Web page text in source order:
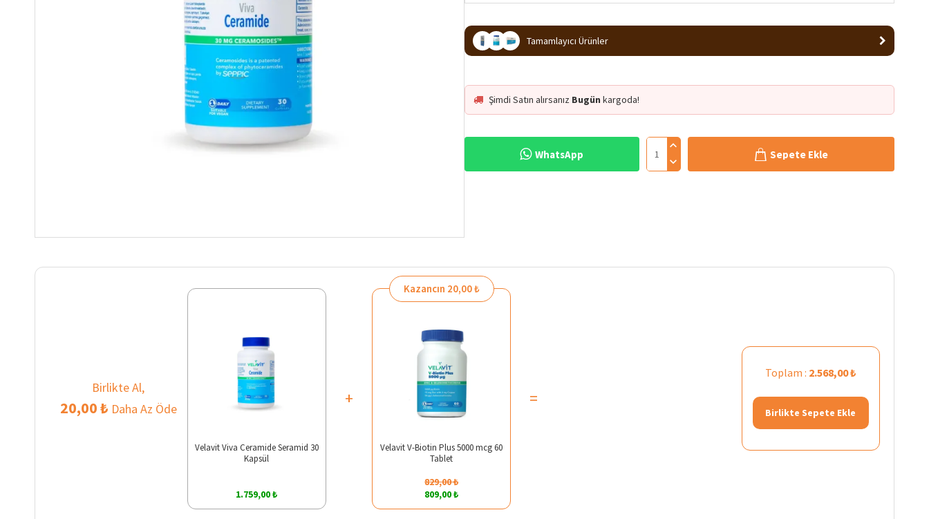
Tamamlayıcı Ürünler
Şimdi Satın alırsanız Bugün kargoda!
WhatsApp Sepete Ekle
Birlikte Al,
20,00 ₺ Daha Az Öde
Velavit Viva Ceramide Seramid 30
Kapsül
1.759,00 ₺
+
Kazancın 20,00 ₺
Velavit V-Biotin Plus 5000 mcg 60
Tablet
829,00 ₺
809,00 ₺
=
Toplam : 2.568,00 ₺
Birlikte Sepete Ekle